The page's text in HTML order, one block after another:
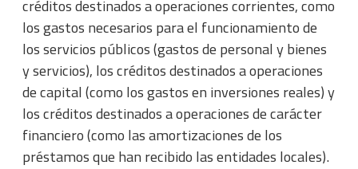
créditos destinados a operaciones corrientes, como
los gastos necesarios para el funcionamiento de
los servicios públicos (gastos de personal y bienes
y servicios), los créditos destinados a operaciones
de capital (como los gastos en inversiones reales) y
los créditos destinados a operaciones de carácter
financiero (como las amortizaciones de los
préstamos que han recibido las entidades locales).